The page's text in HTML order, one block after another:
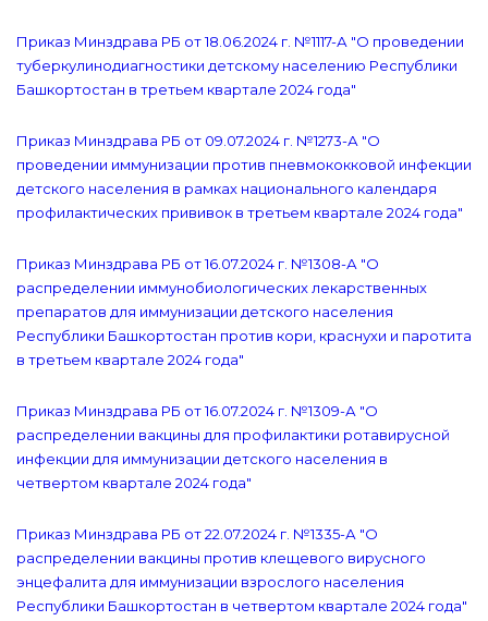
Приказ Минздрава РБ от 18.06.2024 г. №1117-А "О проведении
туберкулинодиагностики детскому населению Республики
Башкортостан в третьем квартале 2024 года"
Приказ Минздрава РБ от 09.07.2024 г. №1273-А "О
проведении иммунизации против пневмококковой инфекции
детского населения в рамках национального календаря
профилактических прививок в третьем квартале 2024 года"
Приказ Минздрава РБ от 16.07.2024 г. №1308-А "О
распределении иммунобиологических лекарственных
препаратов для иммунизации детского населения
Республики Башкортостан против кори, краснухи и паротита
в третьем квартале 2024 года"
Приказ Минздрава РБ от 16.07.2024 г. №1309-А "О
распределении вакцины для профилактики ротавирусной
инфекции для иммунизации детского населения в
четвертом квартале 2024 года"
Приказ Минздрава РБ от 22.07.2024 г. №1335-А "О
распределении вакцины против клещевого вирусного
энцефалита для иммунизации взрослого населения
Республики Башкортостан в четвертом квартале 2024 года"